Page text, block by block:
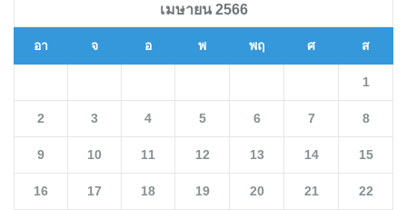
เมษายน 2566
อา จ อ พ พฤ ศ ส
1
2 3 4 5 6 7 8
9 10 11 12 13 14 15
16 17 18 19 20 21 22